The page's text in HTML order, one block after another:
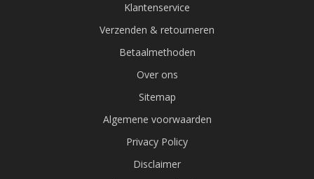
Klantenservice
Verzenden & retourneren
Betaalmethoden
Over ons
Sitemap
Algemene voorwaarden
Privacy Policy
Disclaimer